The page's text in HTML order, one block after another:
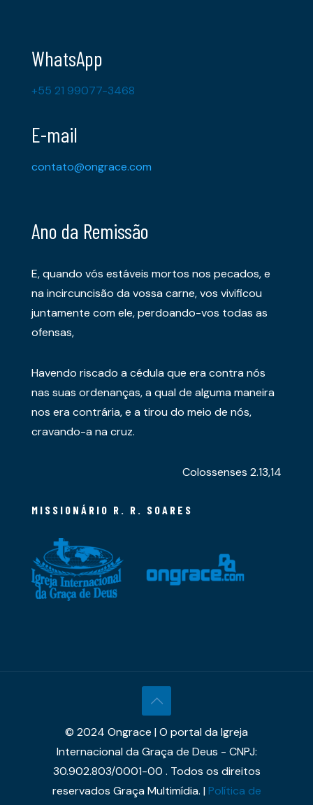
WhatsApp
+55 21 99077-3468
E-mail
contato@ongrace.com
Ano da Remissão
E, quando vós estáveis mortos nos pecados, e
na incircuncisão da vossa carne, vos vivificou
juntamente com ele, perdoando-vos todas as
ofensas,
Havendo riscado a cédula que era contra nós
nas suas ordenanças, a qual de alguma maneira
nos era contrária, e a tirou do meio de nós,
cravando-a na cruz.
Colossenses 2.13,14
MISSIONÁRIO R. R. SOARES
© 2024 Ongrace | O portal da Igreja
Internacional da Graça de Deus - CNPJ:
30.902.803/0001-00 . Todos os direitos
reservados Graça Multimídia. |Política de